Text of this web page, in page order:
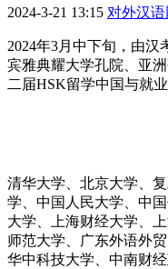
2024-3-21 13:15 对外汉语
2024年3月中下旬，由
宾雅典耀大学孔院、亚
二届HSK留学中国与就
清华大学、北京大学、
学、中国人民大学、中
大学、上海财经大学、
师范大学、广东外语外
华中科技大学、中南财